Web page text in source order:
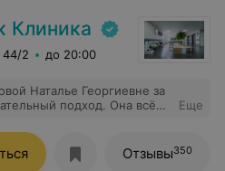
Клиника
44/2 до 20:00
Наталье Георгиевне за
подход. Она всё
Из кабинета я вышла
к хорошему специалисту и
Еще
Отзывы350